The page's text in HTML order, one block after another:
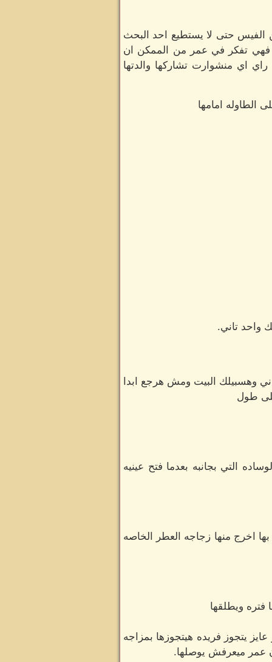
حتى لا يستطيع احد البحث
فهي تفكر في عمر من الممكن ان
اي منشوارت تشاركها والدتها
الطاوله امامها
واحد تاني.
وهسبيلك البيت ومش هرجع ابدا
طول
التي بجانبه بعدما فتح عينيه
اخرج منها زجاجه العطر الخاصه
ويطلقها
يتجوز فريده هيتجوزها بمزاجه
عمر ميعرفش يوصلها.